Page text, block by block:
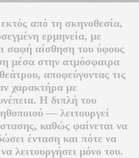
από τη σκηνοθεσία,
ερμηνεία, με
σαφή αίσθηση του ύφους
μέσα στην ατμόσφαιρα
αποφεύγοντας τις
χαρακτήρα με
Η διπλή του
— λειτουργεί
καθώς φαίνεται να
ένταση και πότε να
λειτουργήσει μόνο του.